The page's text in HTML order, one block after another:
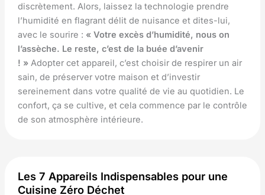
discrètement. Alors, laissez la technologie prendre
l’humidité en flagrant délit de nuisance et dites-lui,
avec le sourire : « Votre excès d’humidité, nous on
l’assèche. Le reste, c’est de la buée d’avenir
! »Adopter cet appareil, c’est choisir de respirer un air
sain, de préserver votre maison et d’investir
sereinement dans votre qualité de vie au quotidien. Le
confort, ça se cultive, et cela commence par le contrôle
de son atmosphère intérieure.
Les 7 Appareils Indispensables pour une
Cuisine Zéro Déchet